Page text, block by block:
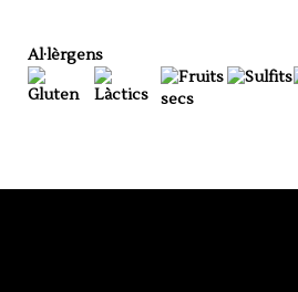
Al·lèrgens